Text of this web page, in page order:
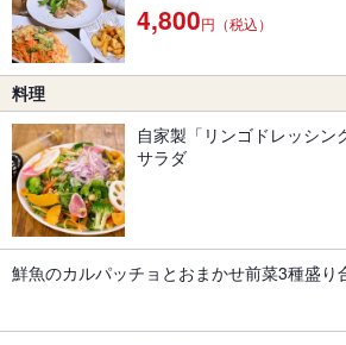
4,800円（税込）
料理
自家製「リンゴドレッシン
サラダ
鮮魚のカルパッチョとおまかせ前菜3種盛り